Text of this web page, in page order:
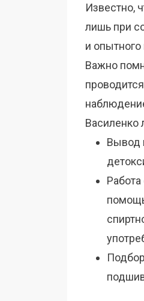
Известно,
лишь при
и
Важно
Василенко
Вывод